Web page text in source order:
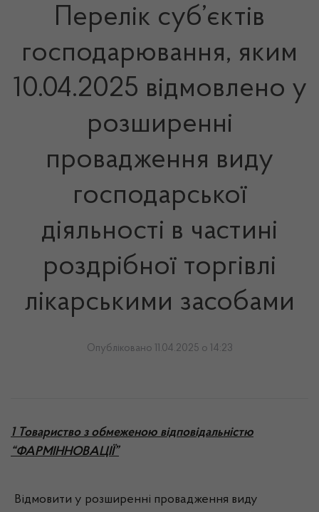
Перелік суб’єктів
господарювання, яким
10.04.2025 відмовлено у
розширенні
провадження виду
господарської
діяльності в частині
роздрібної торгівлі
лікарськими засобами
Опубліковано 11.04.2025 о 14:23
1 Товариство з обмеженою відповідальністю
“ФАРМІННОВАЦІЇ”
Відмовити у розширенні провадження виду